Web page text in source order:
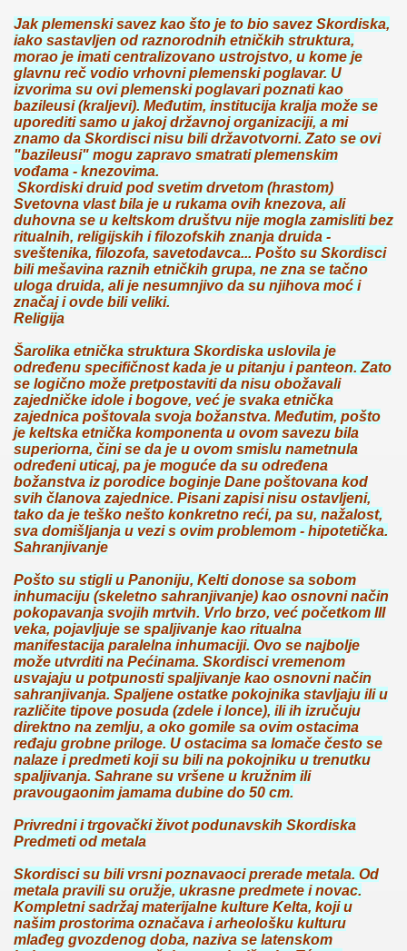
Jak plemenski savez kao što je to bio savez Skordiska,
iako sastavljen od raznorodnih etničkih struktura,
morao je imati centralizovano ustrojstvo, u kome je
glavnu reč vodio vrhovni plemenski poglavar. U
izvorima su ovi plemenski poglavari poznati kao
bazileusi (kraljevi). Međutim, institucija kralja može se
uporediti samo u jakoj državnoj organizaciji, a mi
znamo da Skordisci nisu bili državotvorni. Zato se ovi
"bazileusi" mogu zapravo smatrati plemenskim
vođama - knezovima.
Skordiski druid pod svetim drvetom (hrastom)
Svetovna vlast bila je u rukama ovih knezova, ali
duhovna se u keltskom društvu nije mogla zamisliti bez
ritualnih, religijskih i filozofskih znanja druida -
sveštenika, filozofa, savetodavca... Pošto su Skordisci
bili mešavina raznih etničkih grupa, ne zna se tačno
uloga druida, ali je nesumnjivo da su njihova moć i
značaj i ovde bili veliki.
Religija
Šarolika etnička struktura Skordiska uslovila je
određenu specifičnost kada je u pitanju i panteon. Zato
se logično može pretpostaviti da nisu obožavali
zajedničke idole i bogove, već je svaka etnička
zajednica poštovala svoja božanstva. Međutim, pošto
je keltska etnička komponenta u ovom savezu bila
superiorna, čini se da je u ovom smislu nametnula
određeni uticaj, pa je moguće da su određena
božanstva iz porodice boginje Dane poštovana kod
svih članova zajednice. Pisani zapisi nisu ostavljeni,
tako da je teško nešto konkretno reći, pa su, nažalost,
sva domišljanja u vezi s ovim problemom - hipotetička.
Sahranjivanje
Pošto su stigli u Panoniju, Kelti donose sa sobom
inhumaciju (skeletno sahranjivanje) kao osnovni način
pokopavanja svojih mrtvih. Vrlo brzo, već početkom III
veka, pojavljuje se spaljivanje kao ritualna
manifestacija paralelna inhumaciji. Ovo se najbolje
može utvrditi na Pećinama. Skordisci vremenom
usvajaju u potpunosti spaljivanje kao osnovni način
sahranjivanja. Spaljene ostatke pokojnika stavljaju ili u
različite tipove posuda (zdele i lonce), ili ih izručuju
direktno na zemlju, a oko gomile sa ovim ostacima
ređaju grobne priloge. U ostacima sa lomače često se
nalaze i predmeti koji su bili na pokojniku u trenutku
spaljivanja. Sahrane su vršene u kružnim ili
pravougaonim jamama dubine do 50 cm.
Privredni i trgovački život podunavskih Skordiska
Predmeti od metala
Skordisci su bili vrsni poznavaoci prerade metala. Od
metala pravili su oružje, ukrasne predmete i novac.
Kompletni sadržaj materijalne kulture Kelta, koji u
našim prostorima označava i arheološku kulturu
mlađeg gvozdenog doba, naziva se latenskom